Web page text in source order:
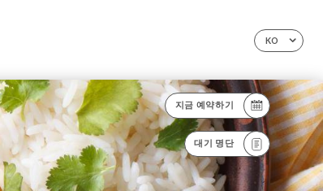
KO
지금 예약하기
대기 명단